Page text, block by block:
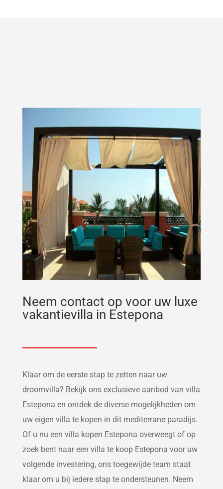
Neem contact op voor uw luxe
vakantievilla in Estepona
Klaar om de eerste stap te zetten naar uw
droomvilla? Bekijk ons exclusieve aanbod van villa
Estepona en ontdek de diverse mogelijkheden om
uw eigen villa te kopen in dit mediterrane paradijs.
Of u nu een villa kopen Estepona overweegt of op
zoek bent naar een villa te koop Estepona voor uw
volgende investering, ons toegewijde team staat
klaar om u bij iedere stap te ondersteunen. Neem